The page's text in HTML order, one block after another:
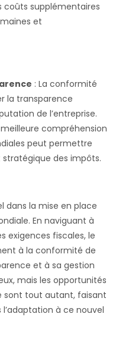
coûts supplémentaires
et
: La conformité
la transparence
de l’entreprise.
meilleure compréhension
peut permettre
des impôts.
dans la mise en place
En naviguant à
exigences fiscales, le
à la conformité de
et à sa gestion
mais les opportunités
sont tout autant, faisant
à ce nouvel